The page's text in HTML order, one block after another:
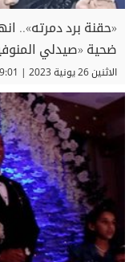
«حقنة برد دمرته»..
ضحية «صيدلي
الاثنين 26 يونية 2023 | 09:01 مساءً